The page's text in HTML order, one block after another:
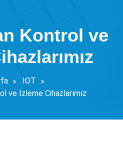
Kontrol ve
IOT
ve İzleme Cihazlarımız